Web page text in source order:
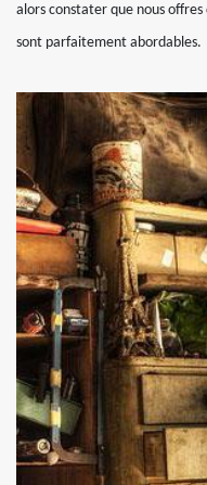
alors constater que nous
sont parfaitement abordables.